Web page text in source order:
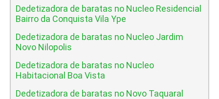
Dedetizadora de baratas no Nucleo Residencial
Bairro da Conquista Vila Ype
Dedetizadora de baratas no Nucleo Jardim
Novo Nilopolis
Dedetizadora de baratas no Nucleo
Habitacional Boa Vista
Dedetizadora de baratas no Novo Taquaral